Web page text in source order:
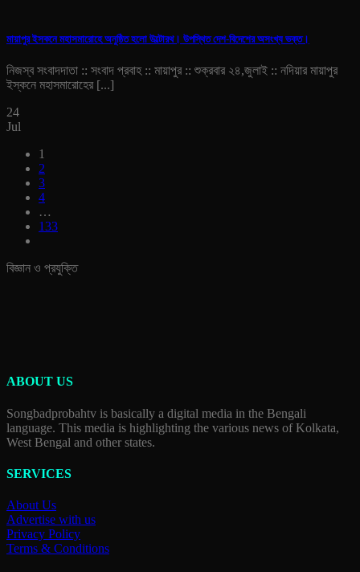
মায়াপুর ইসকনে মহাসমারোহে অনুষ্ঠিত হলো উল্টোরথ। উপস্থিত দেশ-বিদেশের অসংখ্য ভক্ত।
নিজস্ব সংবাদদাতা :: সংবাদ প্রবাহ :: মায়াপুর :: শুক্রবার ২৪,জুলাই :: নদিয়ার মায়াপুর
ইস্কনে মহাসমারোহের [...]
24
Jul
1
2
3
4
…
133
বিজ্ঞান ও প্রযুক্তি
ABOUT US
Songbadprobahtv is basically a digital media in the Bengali
language. This media is highlighting the various news of Kolkata,
West Bengal and other states.
SERVICES
About Us
Advertise with us
Privacy Policy
Terms & Conditions